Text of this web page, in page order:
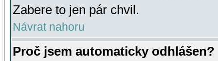
Zabere to jen pár chvil.
Návrat nahoru
Proč jsem automaticky odhlášen?